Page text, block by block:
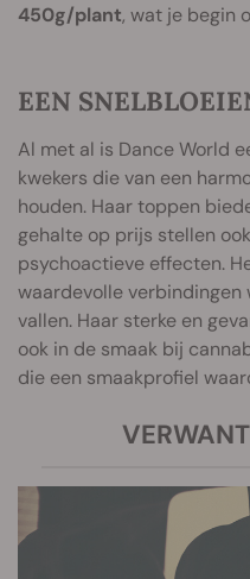
450g/plant, wat je begin
EEN
Al met al is Dance World
kwekers die van een
houden. Haar toppen
gehalte op prijs stellen
psychoactieve effecten.
waardevolle verbindingen
vallen. Haar sterke en
ook in de smaak bij
die een smaakprofiel